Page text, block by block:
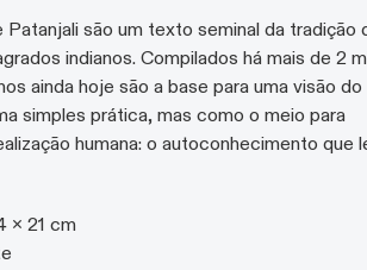
Patanjali são um texto seminal da tradição
indianos. Compilados há mais de 2
ainda hoje são a base para uma visão do
simples prática, mas como o meio para
humana: o autoconhecimento que
x 21 cm